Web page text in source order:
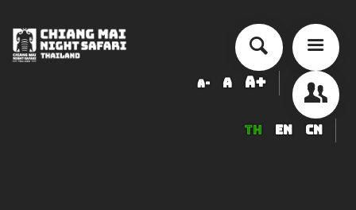
A- A A+
TH EN CN